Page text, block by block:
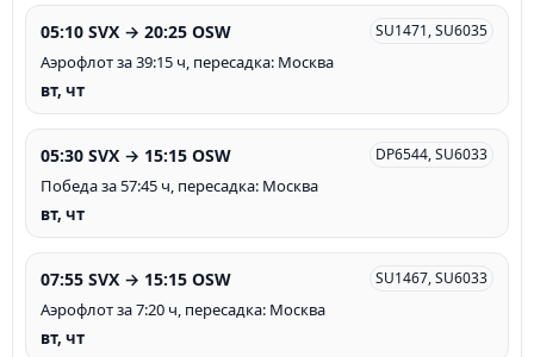
05:10 SVX → 20:25 OSW SU1471, SU6035
Аэрофлот за 39:15 ч, пересадка: Москва
вт, чт
05:30 SVX → 15:15 OSW DP6544, SU6033
Победа за 57:45 ч, пересадка: Москва
вт, чт
07:55 SVX → 15:15 OSW SU1467, SU6033
Аэрофлот за 7:20 ч, пересадка: Москва
вт, чт